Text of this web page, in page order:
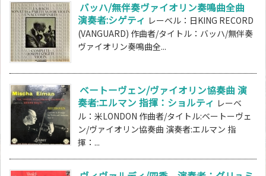
バッハ/無伴奏ヴァイオリン奏鳴曲全曲
演奏者:シゲティ レーベル：日KING RECORD
(VANGUARD) 作曲者/タイトル：バッハ/無伴奏
ヴァイオリン奏鳴曲全...
ベートーヴェン/ヴァイオリン協奏曲 演
奏者:エルマン 指揮：ショルティ レーベ
ル：米LONDON 作曲者/タイトル:ベートーヴェ
ン/ヴァイオリン協奏曲 演奏者:エルマン 指
揮：...